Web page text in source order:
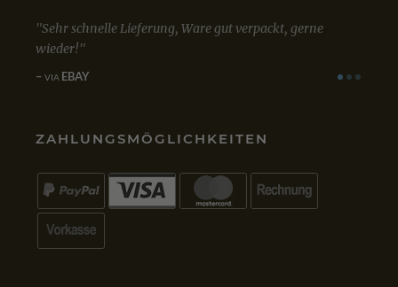
gerne
Mit dem Kauf von Win 10 Professional bin ich sehr
zufrieden. Bestellung, Kauf und Lieferung verliefen
einwandfrei.
ZAHLUNGSMÖGLICHKEITEN